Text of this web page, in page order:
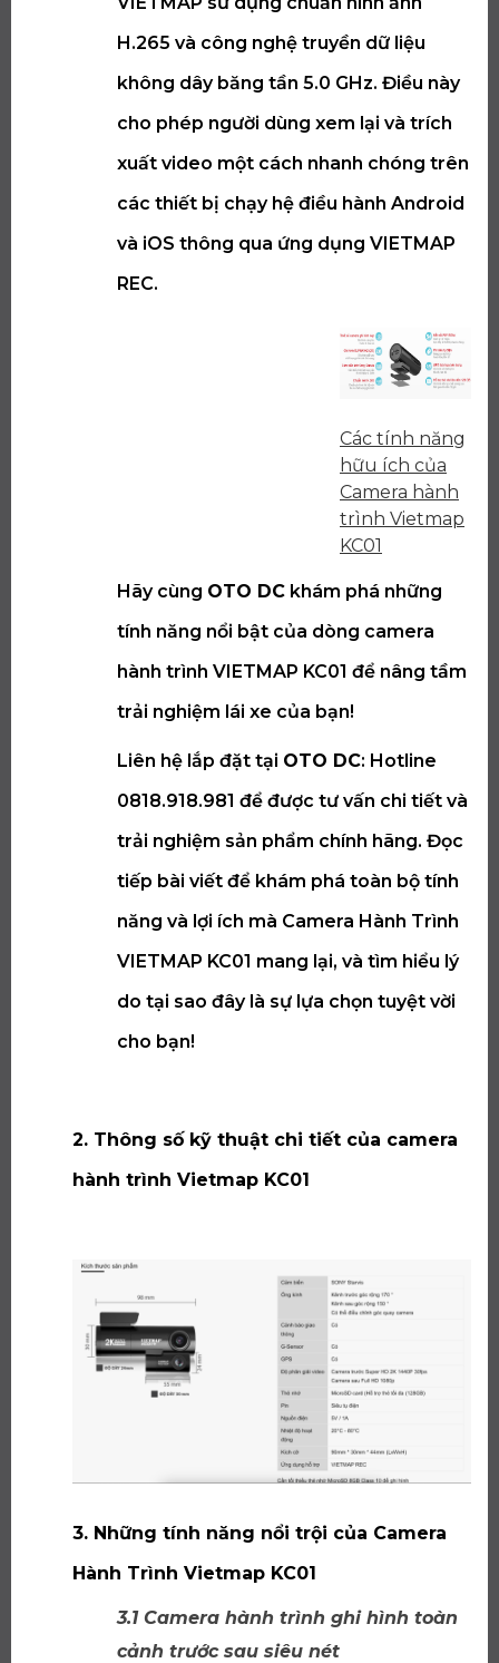
H.265 và công nghệ truyền dữ liệu
không dây băng tần 5.0 GHz. Điều này
cho phép người dùng xem lại và trích
xuất video một cách nhanh chóng trên
các thiết bị chạy hệ điều hành Android
và iOS thông qua ứng dụng VIETMAP
REC.
Các tính năng
hữu ích của
Camera hành
trình Vietmap
KC01
Hãy cùng OTO DC khám phá những
tính năng nổi bật của dòng camera
hành trình VIETMAP KC01 để nâng tầm
trải nghiệm lái xe của bạn!
Liên hệ lắp đặt tại OTO DC: Hotline
0818.918.981 để được tư vấn chi tiết và
trải nghiệm sản phẩm chính hãng. Đọc
tiếp bài viết để khám phá toàn bộ tính
năng và lợi ích mà Camera Hành Trình
VIETMAP KC01 mang lại, và tìm hiểu lý
do tại sao đây là sự lựa chọn tuyệt vời
cho bạn!
2. Thông số kỹ thuật chi tiết của camera
hành trình Vietmap KC01
3. Những tính năng nổi trội của Camera
Hành Trình Vietmap KC01
3.1 Camera hành trình ghi hình toàn
cảnh trước sau siêu nét